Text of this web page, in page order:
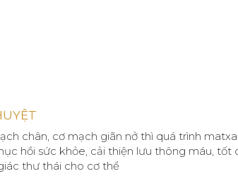
chân, cơ mạch giãn nở thì quá trình
hồi sức khỏe, cải thiện lưu thông máu, tốt
thư thái cho cơ thể